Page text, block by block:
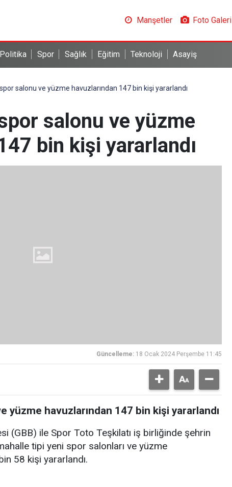
Manşetler Foto Galeri
Politika Spor Sağlık Eğitim Teknoloji Asayiş
salonu ve yüzme havuzlarından 147 bin kişi yararlandı
salonu ve yüzme
bin kişi yararlandı
Güncelleme: 18 Ocak 2024 Perşembe 11:45
yüzme havuzlarından 147 bin kişi yararlandı
(GBB) ile Spor Toto Teşkilatı iş birliğinde şehrin
tipi yeni spor salonları ve yüzme
58 kişi yararlandı.